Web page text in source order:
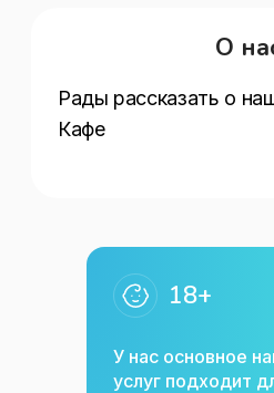
О
Рады рассказать о
Кафе
18+
У нас основное
услуг подходит